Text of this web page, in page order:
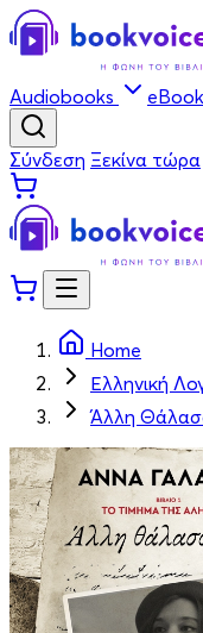
Audiobooks
Σύνδεση Ξεκίνα τώρα
Home
Ελληνική
Άλλη